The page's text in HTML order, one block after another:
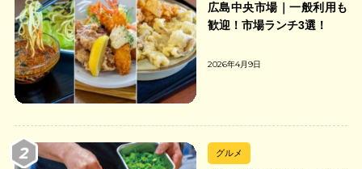
広島中央市場｜一般利用も
歓迎！市場ランチ3選！
2026年4月9日
グルメ